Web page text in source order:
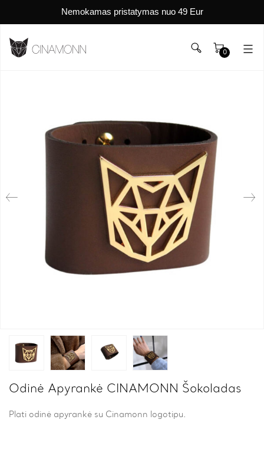
Nemokamas pristatymas nuo 49 Eur
0
Odinė Apyrankė CINAMONN Šokoladas
Plati odinė apyrankė su Cinamonn logotipu.